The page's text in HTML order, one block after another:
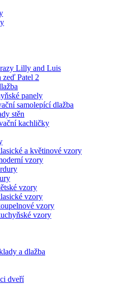
Lilly and Luis
zeď Patel 2
panely
samolepící dlažba
stěn
kachličky
a květinové vzory
vzory
vzory
vzory
vzory
vzory
a dlažba
dveří